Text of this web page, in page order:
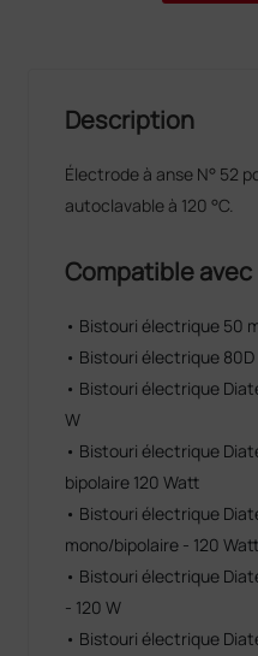
Description
Électrode à anse N° 52
autoclavable à 120 °C.
Compatible avec
• Bistouri électrique 50
• Bistouri électrique
• Bistouri électrique
W
• Bistouri électrique
bipolaire 120 Watt
• Bistouri électrique
mono/bipolaire - 120 Watt
• Bistouri électrique
- 120 W
• Bistouri électrique